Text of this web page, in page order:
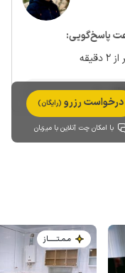
پاسخ‌گویی:
درخواست رزرو (رایگان)
با امکان چت آنلاین با میزبان
مـمـتــــــاز